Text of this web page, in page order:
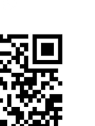
Emanet ve
İlişkin Duyuru